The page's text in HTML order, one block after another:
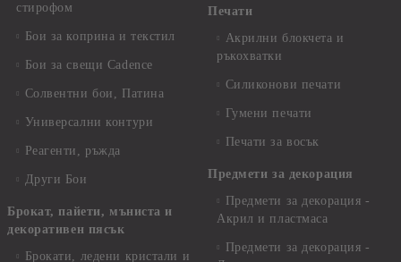
стирофом
Бои за коприна и текстил
Бои за свещи Cadence
Солвентни бои, Патина
Универсални контури
Реагенти, ръжда
Други Бои
Брокат, пайети, мъниста и
декоративен пясък
Брокати, ледени кристали и
Печати
Акрилни блокчета и
ръкохватки
Силиконови печати
Гумени печати
Печати за восък
Предмети за декорация
Предмети за декорация -
Акрил и пластмаса
Предмети за декорация -